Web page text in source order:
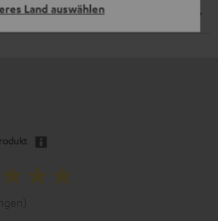
Land auswählen